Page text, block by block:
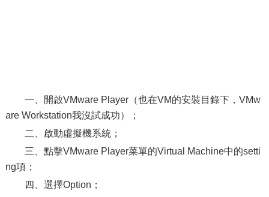
一、開啟VMware Player（也在VM的安裝目錄下，VMw
are Workstation我沒試成功）；
二、啟動虛擬機系統；
三、點擊VMware Player菜單的Virtual Machine中的setti
ng項；
四、選擇Option；